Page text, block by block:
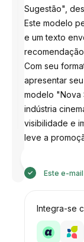
Sugestão",
Este modelo
e um texto
Com seu
apresentar
modelo "Nova
indústria
visibilidade e
leve a
Este e-
Integra-se